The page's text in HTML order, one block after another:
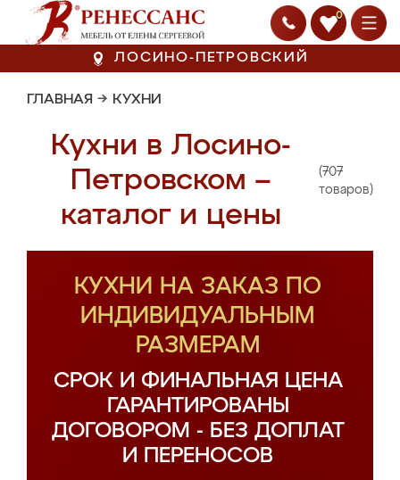
0
ЛОСИНО-ПЕТРОВСКИЙ
ГЛАВНАЯ → КУХНИ
Кухни в Лосино-
Петровском –
каталог и цены
(707
товаров)
КУХНИ НА ЗАКАЗ ПО
ИНДИВИДУАЛЬНЫМ
РАЗМЕРАМ
СРОК И ФИНАЛЬНАЯ ЦЕНА
ГАРАНТИРОВАНЫ
ДОГОВОРОМ - БЕЗ ДОПЛАТ
И ПЕРЕНОСОВ